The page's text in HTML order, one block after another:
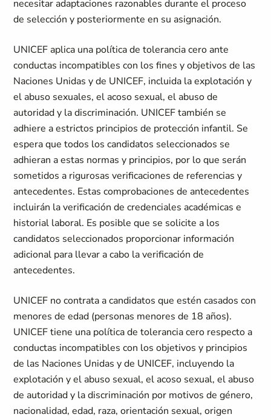
necesitar adaptaciones razonables durante el proceso
de selección y posteriormente en su asignación.
UNICEF aplica una política de tolerancia cero ante
conductas incompatibles con los fines y objetivos de las
Naciones Unidas y de UNICEF, incluida la explotación y
el abuso sexuales, el acoso sexual, el abuso de
autoridad y la discriminación. UNICEF también se
adhiere a estrictos principios de protección infantil. Se
espera que todos los candidatos seleccionados se
adhieran a estas normas y principios, por lo que serán
sometidos a rigurosas verificaciones de referencias y
antecedentes. Estas comprobaciones de antecedentes
incluirán la verificación de credenciales académicas e
historial laboral. Es posible que se solicite a los
candidatos seleccionados proporcionar información
adicional para llevar a cabo la verificación de
antecedentes.
UNICEF no contrata a candidatos que estén casados con
menores de edad (personas menores de 18 años).
UNICEF tiene una política de tolerancia cero respecto a
conductas incompatibles con los objetivos y principios
de las Naciones Unidas y de UNICEF, incluyendo la
explotación y el abuso sexual, el acoso sexual, el abuso
de autoridad y la discriminación por motivos de género,
nacionalidad, edad, raza, orientación sexual, origen